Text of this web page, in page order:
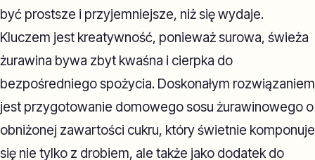
być prostsze i przyjemniejsze, niż się wydaje.
Kluczem jest kreatywność, ponieważ surowa, świeża
żurawina bywa zbyt kwaśna i cierpka do
bezpośredniego spożycia. Doskonałym rozwiązaniem
jest przygotowanie domowego sosu żurawinowego o
obniżonej zawartości cukru, który świetnie komponuje
się nie tylko z drobiem, ale także jako dodatek do